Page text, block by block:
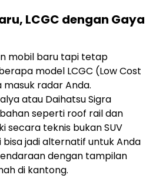
LCGC dengan Gaya
mobil baru tapi tetap
model LCGC (Low Cost
radar Anda.
atau Daihatsu Sigra
seperti roof rail dan
secara teknis bukan SUV
jadi alternatif untuk Anda
dengan tampilan
di kantong.